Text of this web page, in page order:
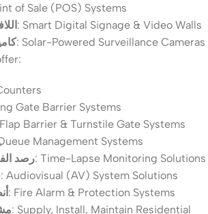
of Sale (POS) Systems
: Smart Digital Signage & Video Walls
: Solar-Powered Surveillance Cameras
Gate Barrier Systems
Barrier & Turnstile Gate Systems
Management Systems
رصد: Time-Lapse Monitoring Solutions
: Audiovisual (AV) System Solutions
: Fire Alarm & Protection Systems
: Supply, Install, Maintain Residential